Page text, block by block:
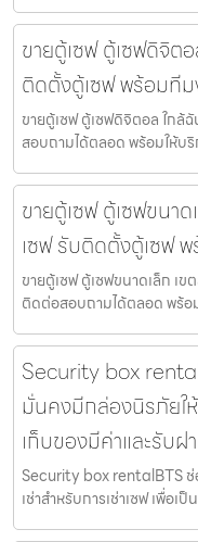
ขายตู้เซฟ ตู้เซฟดิจิต
ติดตั้งตู้เซฟ พร้อมที
ขายตู้เซฟ ตู้เซฟดิจิตอล ใกล้
สอบถามได้ตลอด พร้อมให้บ
ขายตู้เซฟ ตู้เซฟขนา
เซฟ รับติดตั้งตู้เซฟ
ขายตู้เซฟ ตู้เซฟขนาดเล็ก เ
ติดต่อสอบถามได้ตลอด พร้อ
Security box
มั่นคงมีกล่องนิรภัยให้
เก็บของมีค่าและรับ
Security box rentalBTS
เช่าสำหรับการเช่าเซฟ เพื่อ